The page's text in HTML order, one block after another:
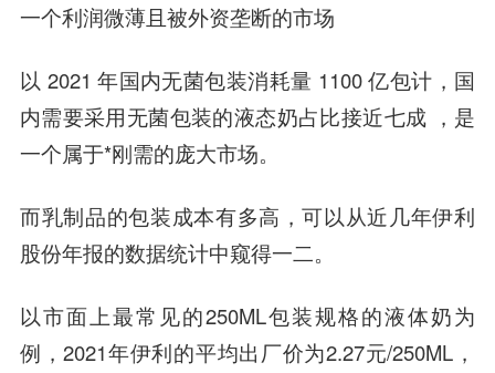
一个利润微薄且被外资垄断的市场
以 2021 年国内无菌包装消耗量 1100 亿包计，国
内需要采用无菌包装的液态奶占比接近七成 ，是
一个属于*刚需的庞大市场。
而乳制品的包装成本有多高，可以从近几年伊利
股份年报的数据统计中窥得一二。
以市面上最常见的250ML包装规格的液体奶为
例，2021年伊利的平均出厂价为2.27元/250ML，